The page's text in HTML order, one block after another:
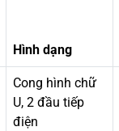
Hình dạng
Cong hình chữ
U, 2 đầu tiếp
điện